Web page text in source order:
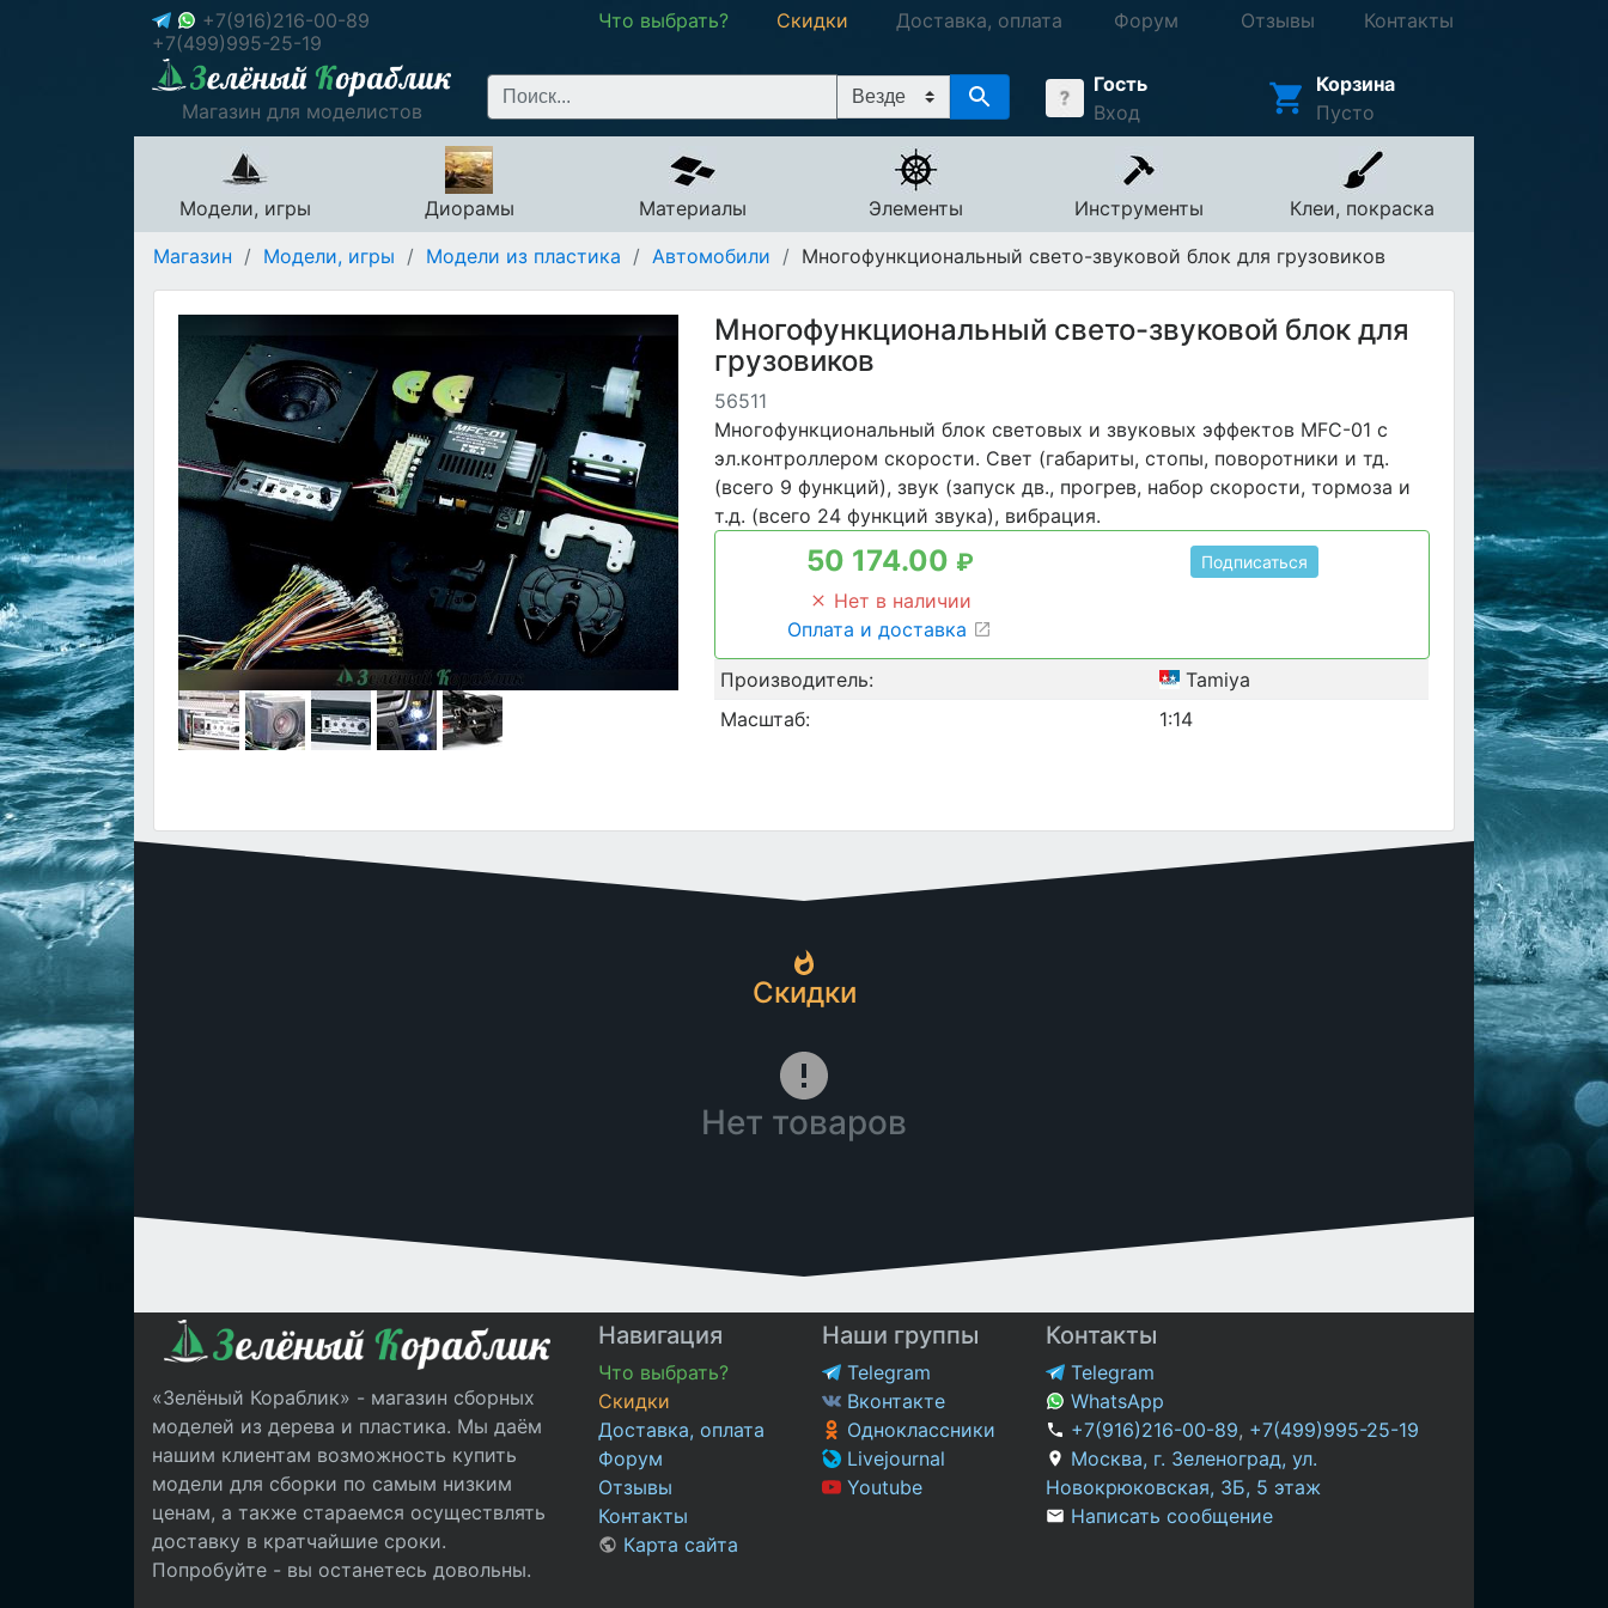
+7(916)216-00-89
+7(499)995-25-19
Что выбрать? Скидки Доставка, оплата Форум Отзывы Контакты
Магазин для моделистов
Гость
Вход
Корзина
Пусто
Модели, игры Диорамы Материалы Элементы Инструменты
Клеи, покраска
Магазин / Модели, игры / Модели из пластика / Автомобили / Многофункциональный свето-звуковой блок для грузовиков
Многофункциональный свето-звуковой блок для
грузовиков
56511
Многофункциональный блок световых и звуковых эффектов MFC-01 с
эл.контроллером скорости. Свет (габариты, стопы, поворотники и тд.
(всего 9 функций), звук (запуск дв., прогрев, набор скорости, тормоза и
т.д. (всего 24 функций звука), вибрация.
50 174.00 ₽
Нет в наличии
Оплата и доставка
Подписаться
Производитель:
Tamiya
Масштаб:
1:14
Скидки
Нет товаров
«Зелёный Кораблик» - магазин сборных
моделей из дерева и пластика. Мы даём
нашим клиентам возможность купить
модели для сборки по самым низким
ценам, а также стараемся осуществлять
доставку в кратчайшие сроки.
Попробуйте - вы останетесь довольны.
Навигация
Что выбрать?
Скидки
Доставка, оплата
Форум
Отзывы
Контакты
Карта сайта
Наши группы
Telegram
Вконтакте
Одноклассники
Livejournal
Youtube
Контакты
Telegram
WhatsApp
+7(916)216-00-89, +7(499)995-25-19
Москва, г. Зеленоград, ул.
Новокрюковская, 3Б, 5 этаж
Написать сообщение